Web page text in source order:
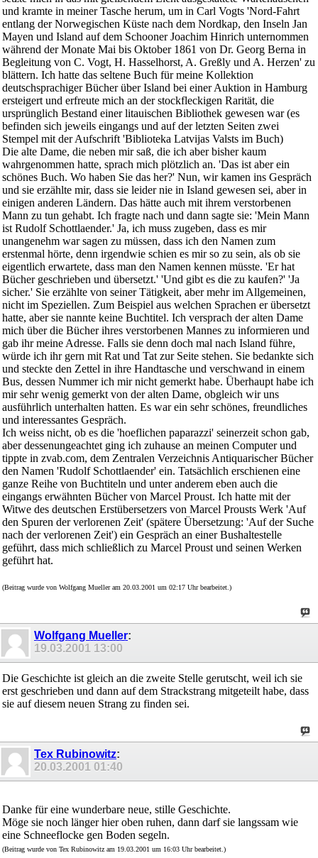
und kramte in meiner Tasche herum, um in Carl Vogts 'Nord-Fahrt
entlang der Norwegischen Küste nach dem Nordkap, den Inseln Jan
Mayen und Island auf dem Schooner Joachim Hinrich unternommen
während der Monate Mai bis Oktober 1861 von Dr. Georg Berna in
Begleitung von C. Vogt, H. Hasselhorst, A. Greßly und A. Herzen' zu
blättern. Ich hatte das seltene Buch für meine Kollektion
deutschsprachiger Bücher über Island bei einer Auktion in Hamburg
ersteigert und erfreute mich an der stockfleckigen Rarität, die
ursprünglich Bestand einer litauischen Bibliothek gewesen war (es
befinden sich jeweils eingangs und auf der letzten Seiten zwei
Stempel mit der Aufschrift 'Biblioteka Latvijas Valsts im Buch)
Die alte Dame, die neben mir saß, die ich aber bisher kaum
wahrgenommen hatte, sprach mich plötzlich an. 'Das ist aber ein
schönes Buch. Wo haben Sie das her?' Nun, wir kamen ins Gespräch
und sie erzählte mir, dass sie leider nie in Island gewesen sei, aber in
einigen anderen Ländern. Das hätte auch mit ihrem verstorbenen
Mann zu tun gehabt. Ich fragte nach und dann sagte sie: 'Mein Mann
ist Rudolf Schottlaender.' Ja, ich muss zugeben, dass es mir
unangenehm war sagen zu müssen, dass ich den Namen zum
erstenmal hörte, denn irgendwie schien es mir so zu sein, als ob sie
eigentlich erwartete, dass man den Namen kennen müsste. 'Er hat
Bücher geschrieben und übersetzt.' 'Und gibt es die zu kaufen?' 'Ja
sicher.' Sie erzählte von seiner Tätigkeit, aber mehr im Allgemeinen,
nicht im Speziellen. Zum Beispiel aus welchen Sprachen er übersetzt
hatte, aber sie nannte keine Buchtitel. Ich versprach der alten Dame
mich über die Bücher ihres verstorbenen Mannes zu informieren und
gab ihr meine Adresse. Falls sie denn doch mal nach Island führe,
würde ich ihr gern mit Rat und Tat zur Seite stehen. Sie bedankte sich
und steckte den Zettel in ihre Handtasche und verschwand in einem
Bus, dessen Nummer ich mir nicht gemerkt habe. Überhaupt habe ich
mir sehr wenig gemerkt von der alten Dame, obgleich wir uns
ausführlich unterhalten hatten. Es war ein sehr schönes, freundliches
und interessantes Gespräch.
Ich weiss nicht, ob es die 'hoeflichen paparazzi' seinerzeit schon gab,
aber dessenungeachtet ging ich zuhause an meinen Computer und
tippte in zvab.com, dem Zentralen Verzeichnis Antiquarischer Bücher
den Namen 'Rudolf Schottlaender' ein. Tatsächlich erschienen eine
ganze Reihe von Buchtiteln und unter anderem eben auch die
eingangs erwähnten Bücher von Marcel Proust. Ich hatte mit der
Witwe des deutschen Erstübersetzers von Marcel Prousts Werk 'Auf
den Spuren der verlorenen Zeit' (spätere Übersetzung: 'Auf der Suche
nach der verlorenen Zeit') ein Gespräch an einer Bushaltestelle
geführt, dass mich schließlich zu Marcel Proust und seinen Werken
geführt hat.
(Beitrag wurde von Wolfgang Mueller am 20.03.2001 um 02:17 Uhr bearbeitet.)
Wolfgang Mueller:
19.03.2001 13:00
Die Geschichte ist gleich an die zweite Stelle gerutscht, weil ich sie
erst geschrieben und dann auf dem Strackstrang mitgeteilt habe, dass
sie auf diesem neuen Strang zu finden sei.
Tex Rubinowitz:
20.03.2001 01:40
Danke für eine wunderbare neue, stille Geschichte.
Möge sie noch länger hier oben ruhen, dann darf sie langssam wie
eine Schneeflocke gen Boden segeln.
(Beitrag wurde von Tex Rubinowitz am 19.03.2001 um 16:03 Uhr bearbeitet.)